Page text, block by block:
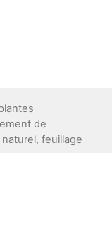
de
feuillage